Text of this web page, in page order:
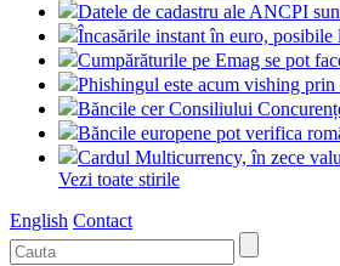
Datele de cadastru ale ANCPI
Încasările instant în euro,
Cumpărăturile pe Emag se pot
Phishingul este acum vishing
Băncile cer Consiliului
Băncile europene pot verifica
Cardul Multicurrency, în zece
Vezi toate stirile
English Contact